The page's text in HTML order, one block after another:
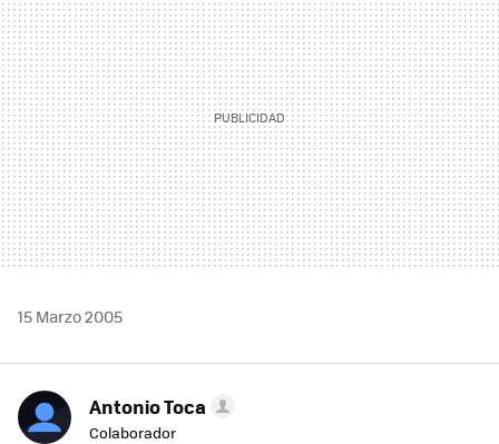
15 Marzo 2005
Antonio Toca
Colaborador